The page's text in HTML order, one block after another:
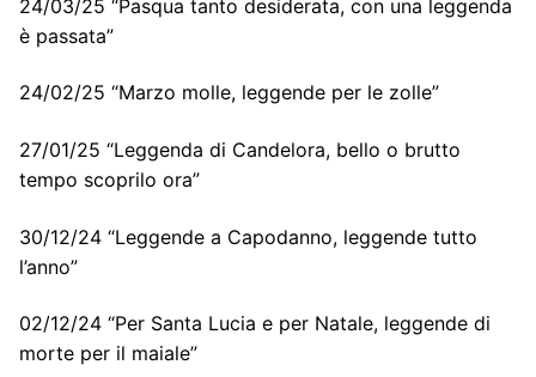
24/03/25 “Pasqua tanto desiderata, con una leggenda
è passata”
24/02/25 “Marzo molle, leggende per le zolle”
27/01/25 “Leggenda di Candelora, bello o brutto
tempo scoprilo ora”
30/12/24 “Leggende a Capodanno, leggende tutto
l’anno”
02/12/24 “Per Santa Lucia e per Natale, leggende di
morte per il maiale”